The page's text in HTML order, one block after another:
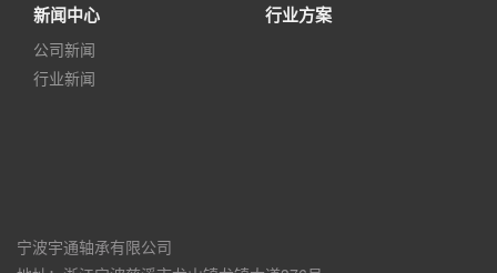
新闻中心
公司新闻
行业新闻
行业方案
宁波宇通轴承有限公司